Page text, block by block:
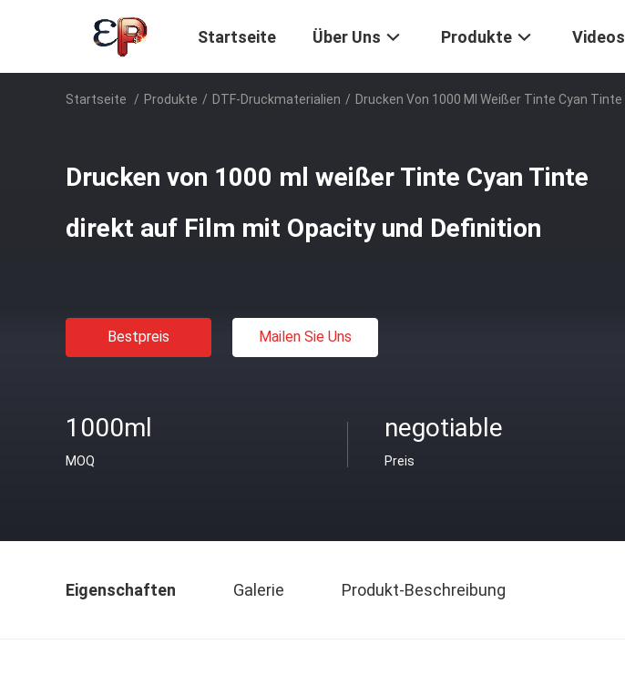
Startseite Über Uns Produkte Videos
Startseite / Produkte / DTF-Druckmaterialien / Drucken Von 1000 Ml Weißer Tinte Cyan
Drucken von 1000 ml weißer Tinte Cyan Tinte
direkt auf Film mit Opacity und Definition
Bestpreis Mailen Sie Uns
1000ml
MOQ
negotiable
Preis
Eigenschaften Galerie Produkt-Beschreibung